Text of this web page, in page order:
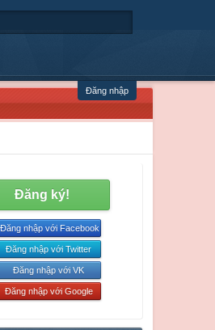
Đăng nhập
Đăng ký!
Đăng nhập với Facebook
Đăng nhập với Twitter
Đăng nhập với VK
Đăng nhập với Google